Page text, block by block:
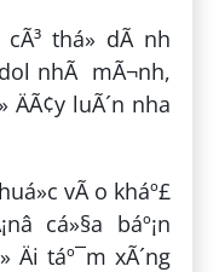
thá» dÃ nh
nhÃ mÃ¬nh,
ÄÃ¢y luÃ´n nha
vÃ o kháº£
cá»§a báº¡n
Äi táº¯m xÃ´ng